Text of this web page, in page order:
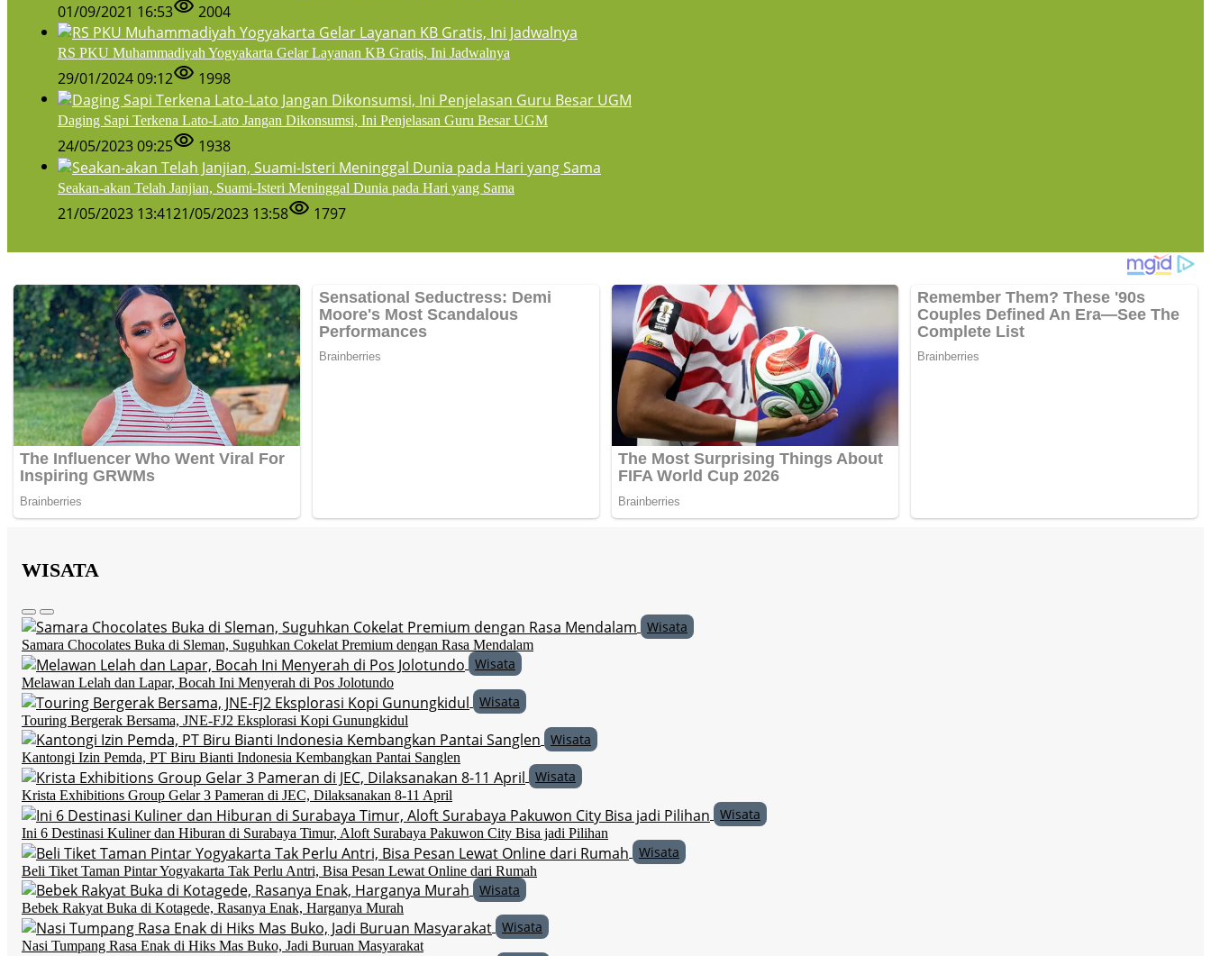
01/09/2021 16:53 2004
RS PKU Muhammadiyah Yogyakarta Gelar Layanan KB Gratis, Ini Jadwalnya
29/01/2024 09:12 1998
Daging Sapi Terkena Lato-Lato Jangan Dikonsumsi, Ini Penjelasan Guru Besar UGM
24/05/2023 09:25 1938
Seakan-akan Telah Janjian, Suami-Isteri Meninggal Dunia pada Hari yang Sama
21/05/2023 13:4121/05/2023 13:58 1797
WISATA
Wisata
Samara Chocolates Buka di Sleman, Suguhkan Cokelat Premium dengan Rasa Mendalam
Wisata
Melawan Lelah dan Lapar, Bocah Ini Menyerah di Pos Jolotundo
Wisata
Touring Bergerak Bersama, JNE-FJ2 Eksplorasi Kopi Gunungkidul
Wisata
Kantongi Izin Pemda, PT Biru Bianti Indonesia Kembangkan Pantai Sanglen
Wisata
Krista Exhibitions Group Gelar 3 Pameran di JEC, Dilaksanakan 8-11 April
Wisata
Ini 6 Destinasi Kuliner dan Hiburan di Surabaya Timur, Aloft Surabaya Pakuwon City Bisa jadi Pilihan
Wisata
Beli Tiket Taman Pintar Yogyakarta Tak Perlu Antri, Bisa Pesan Lewat Online dari Rumah
Wisata
Bebek Rakyat Buka di Kotagede, Rasanya Enak, Harganya Murah
Wisata
Nasi Tumpang Rasa Enak di Hiks Mas Buko, Jadi Buruan Masyarakat